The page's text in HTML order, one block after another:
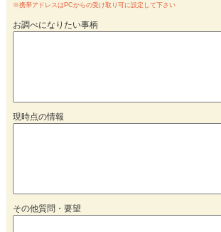
※携帯アドレスはPCからの受け取り可に設定して下さい
お調べになりたい事柄
現時点の情報
その他質問・要望